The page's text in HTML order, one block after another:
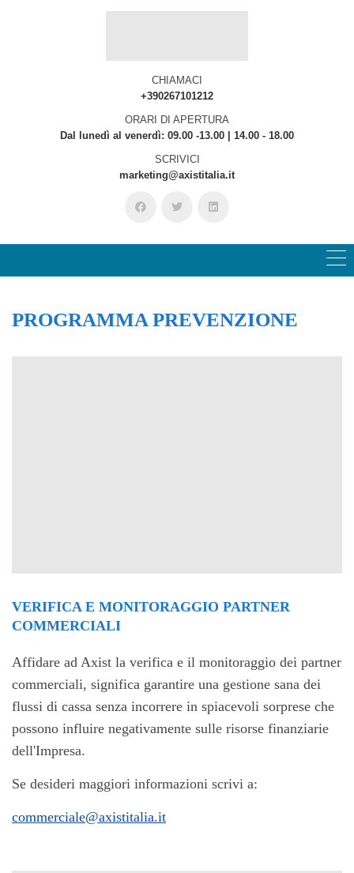
CHIAMACI
+390267101212
ORARI DI APERTURA
Dal lunedì al venerdì: 09.00 -13.00 | 14.00 - 18.00
SCRIVICI
marketing@axistitalia.it
PROGRAMMA PREVENZIONE
VERIFICA E MONITORAGGIO PARTNER
COMMERCIALI
Affidare ad Axist la verifica e il monitoraggio dei partner
commerciali, significa garantire una gestione sana dei
flussi di cassa senza incorrere in spiacevoli sorprese che
possono influire negativamente sulle risorse finanziarie
dell'Impresa.
Se desideri maggiori informazioni scrivi a:
commerciale@axistitalia.it